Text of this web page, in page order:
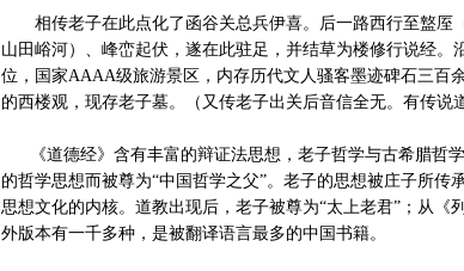
相传老子在此点化了函谷关总兵伊喜。后一路西行至盩厔
山田峪河）、峰峦起伏，遂在此驻足，并结草为楼修行说经
位，国家AAAA级旅游景区，内存历代文人骚客墨迹碑石三百
的西楼观，现存老子墓。（又传老子出关后音信全无。有传说
《道德经》含有丰富的辩证法思想，老子哲学与古希腊哲
的哲学思想而被尊为“中国哲学之父”。老子的思想被庄子所
思想文化的内核。道教出现后，老子被尊为“太上老君”；从《
外版本有一千多种，是被翻译语言最多的中国书籍。